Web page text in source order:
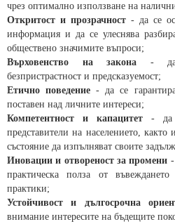
чрез оптимално използване на
Откритост и прозрачност - да се
информация и да се улеснява
обществено значимите въпроси;
Върховенство на закона - да
безпристрастност и предсказуемост;
Етично поведение - да се
поставен над личните интереси;
Компетентност и капацитет - да
представители на населението, както
състояние да изпълняват своите
Иновации и отвореност за промени
практическа полза от
практики;
Устойчивост и дългосрочна
внимание интересите на бъдещите